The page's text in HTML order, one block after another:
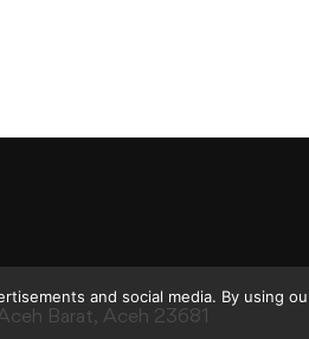
Barat, Aceh 23681
and social media. By using